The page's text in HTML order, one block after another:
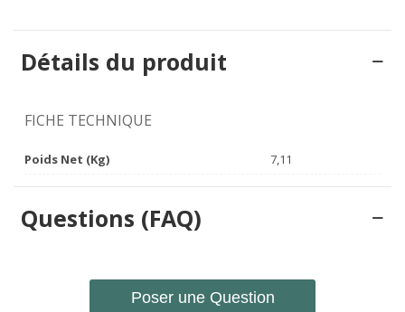
Détails du produit
FICHE TECHNIQUE
Poids Net (Kg) 7,11
Questions (FAQ)
Poser une Question